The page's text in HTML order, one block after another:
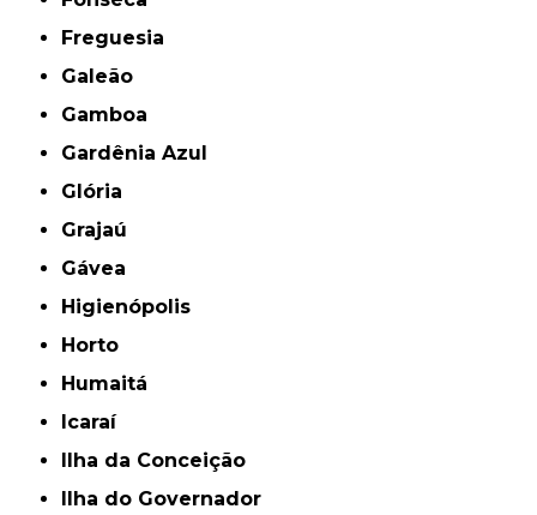
Freguesia
Galeão
Gamboa
Gardênia Azul
Glória
Grajaú
Gávea
Higienópolis
Horto
Humaitá
Icaraí
Ilha da Conceição
Ilha do Governador